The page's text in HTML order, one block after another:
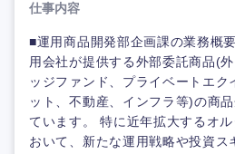
仕事内容
■運用商品開発部企画課の業務概
用会社が提供する外部委託商品(
ッジファンド、プライベートエ
ット、不動産、インフラ等)の商
ています。 特に近年拡大するオ
おいて、新たな運用戦略や投資ス